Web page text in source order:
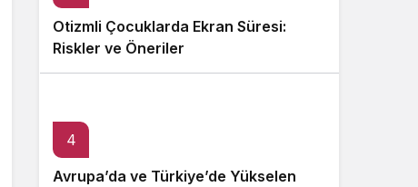
Otizmli Çocuklarda Ekran Süresi:
Riskler ve Öneriler
4
Avrupa’da ve Türkiye’de Yükselen